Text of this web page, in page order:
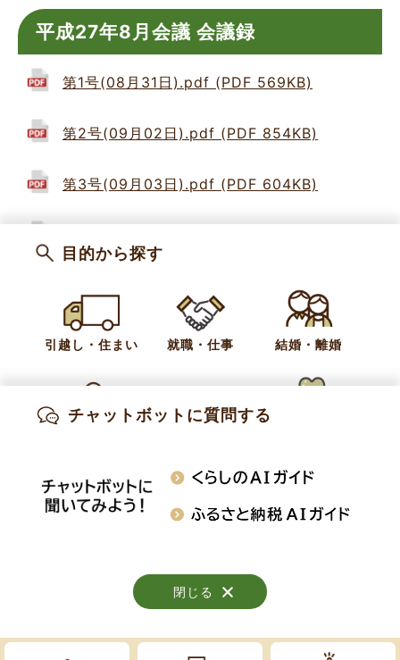
平成27年8月会議 会議録
第1号(08月31日).pdf (PDF 569KB)
第2号(09月02日).pdf (PDF 854KB)
第3号(09月03日).pdf (PDF 604KB)
カテゴリー 平成27年 小布施町議会
議会事務局
知りたい情報を検索
閉じる
目的から探す
引越し・住まい 就職・仕事 結婚・離婚
閉じる
チャットボットに質問する
閉じる